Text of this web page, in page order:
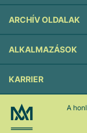
ARCHÍV OLDALAK
ALKALMAZÁSOK
KARRIER
A